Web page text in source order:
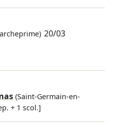
20/03
(Saint-Germain-en-
+ 1 scol.]